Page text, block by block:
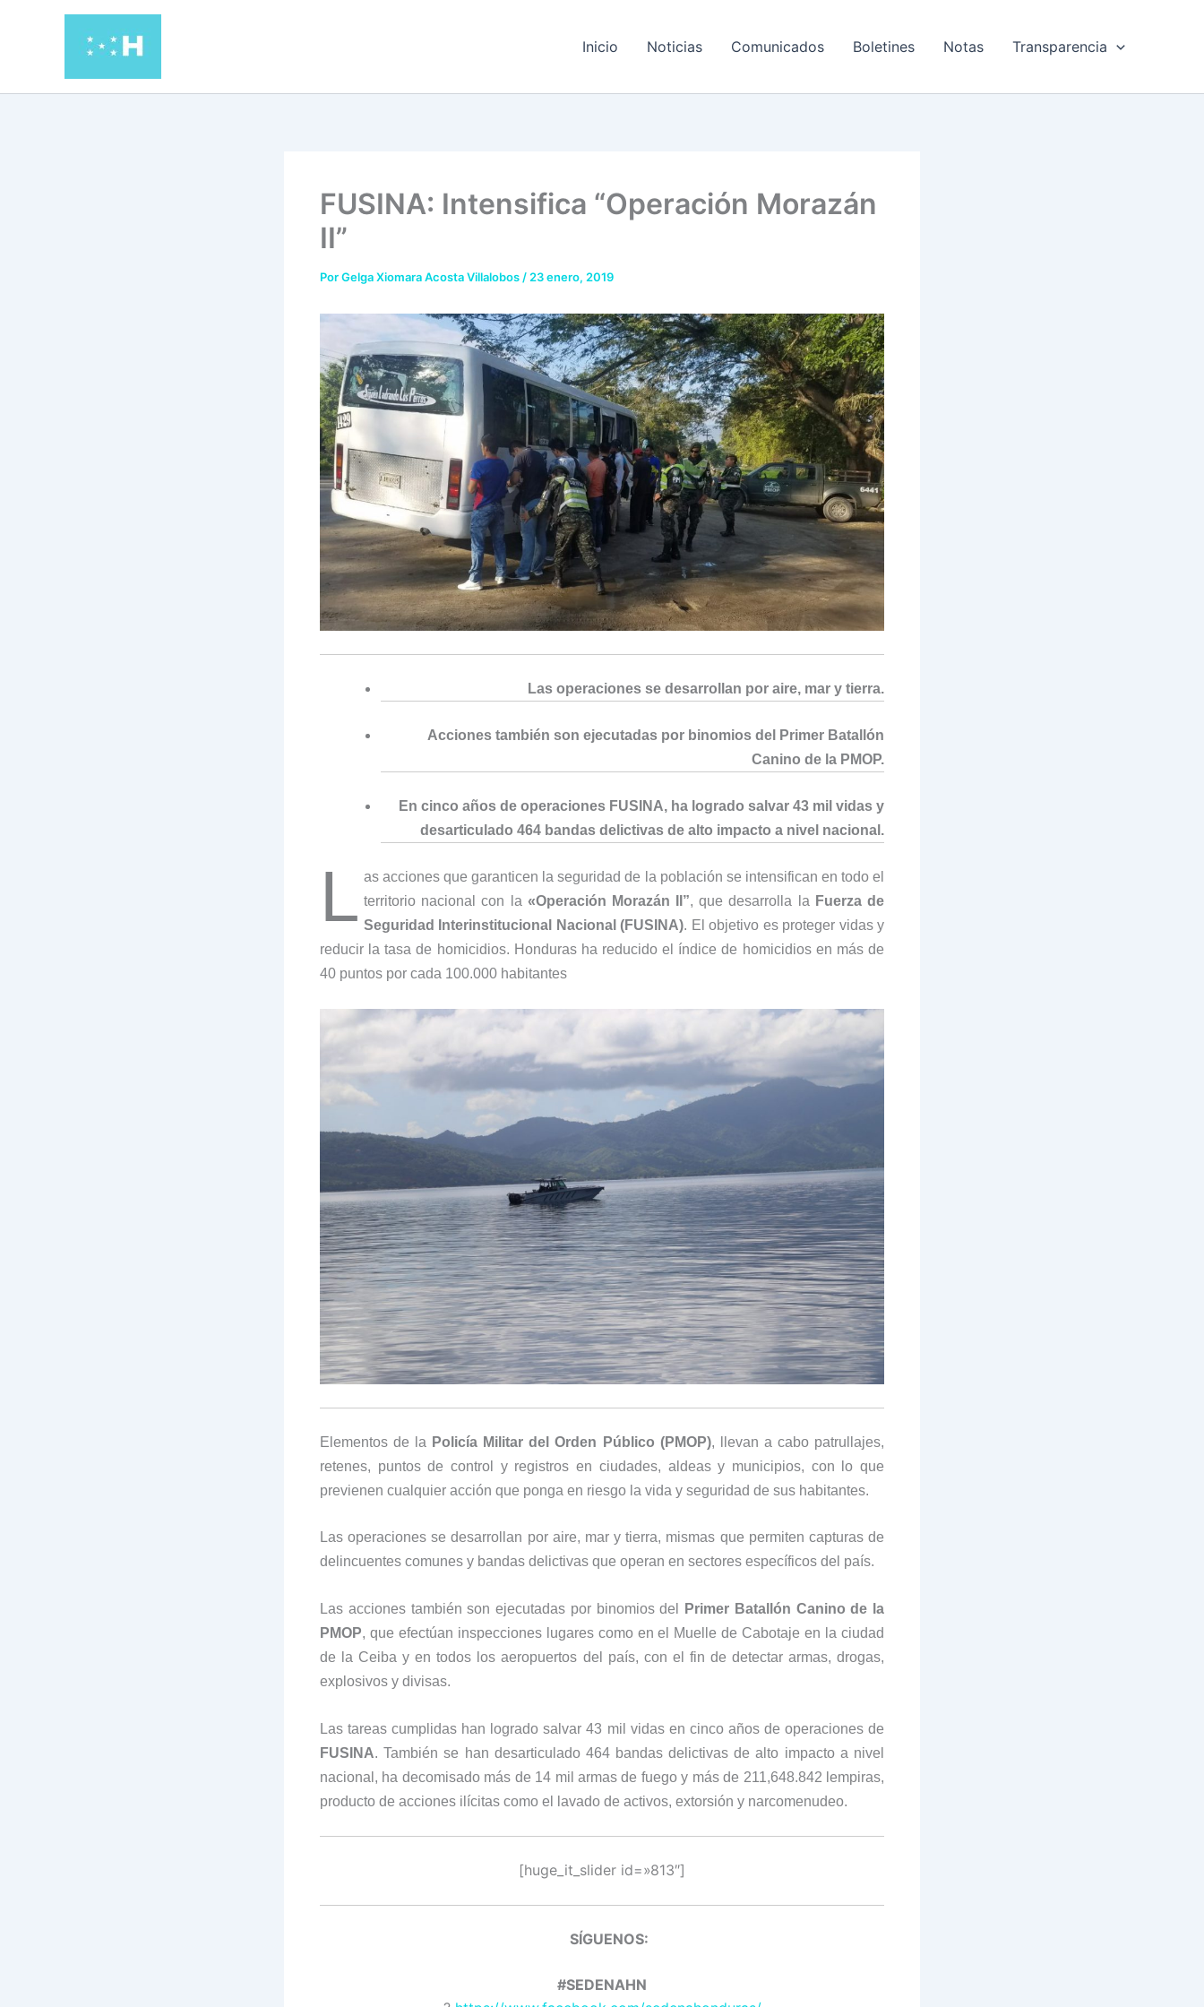
Inicio Noticias Comunicados Boletines Notas Transparencia
FUSINA: Intensifica “Operación Morazán
II”
PorGelga Xiomara Acosta Villalobos / 23 enero, 2019
Las operaciones se desarrollan por aire, mar y tierra.
Acciones también son ejecutadas por binomios del Primer Batallón
Canino de la PMOP.
En cinco años de operaciones FUSINA, ha logrado salvar 43 mil vidas y
desarticulado 464 bandas delictivas de alto impacto a nivel nacional.
L as acciones que garanticen la seguridad de la población se intensifican en todo el
territorio nacional con la «Operación Morazán II”, que desarrolla la Fuerza de
Seguridad Interinstitucional Nacional (FUSINA). El objetivo es proteger vidas y
reducir la tasa de homicidios. Honduras ha reducido el índice de homicidios en más de
40 puntos por cada 100.000 habitantes
Elementos de la Policía Militar del Orden Público (PMOP), llevan a cabo patrullajes,
retenes, puntos de control y registros en ciudades, aldeas y municipios, con lo que
previenen cualquier acción que ponga en riesgo la vida y seguridad de sus habitantes.
Las operaciones se desarrollan por aire, mar y tierra, mismas que permiten capturas de
delincuentes comunes y bandas delictivas que operan en sectores específicos del país.
Las acciones también son ejecutadas por binomios del
Primer Batallón Canino de la
PMOP, que efectúan inspecciones lugares como en el Muelle de Cabotaje en la ciudad
de la Ceiba y en todos los aeropuertos del país, con el fin de detectar armas, drogas,
explosivos y divisas.
Las tareas cumplidas han logrado salvar 43 mil vidas en cinco años de operaciones de
FUSINA. También se han desarticulado 464 bandas delictivas de alto impacto a nivel
nacional, ha decomisado más de 14 mil armas de fuego y más de 211,648.842 lempiras,
producto de acciones ilícitas como el lavado de activos, extorsión y narcomenudeo.
[huge_it_slider id=»813″]
SÍGUENOS:
#SEDENAHN